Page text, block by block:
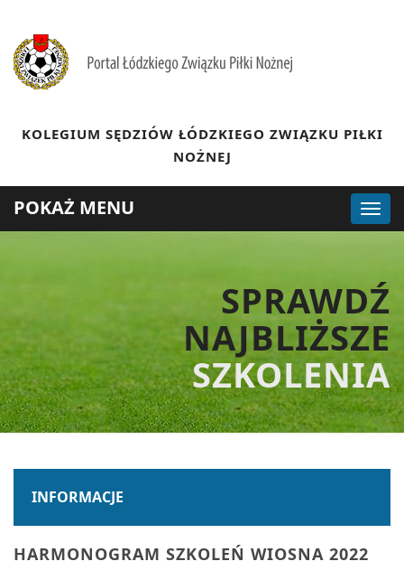
KOLEGIUM SĘDZIÓW ŁÓDZKIEGO ZWIĄZKU PIŁKI
NOŻNEJ
POKAŻ MENU
SPRAWDŹ
NAJBLIŻSZE
SZKOLENIA
INFORMACJE
HARMONOGRAM SZKOLEŃ WIOSNA 2022